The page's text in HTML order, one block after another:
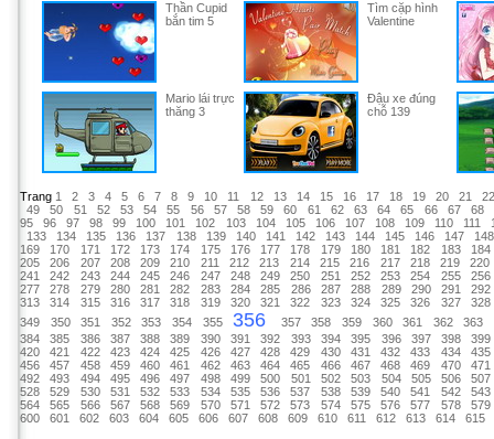
Thần Cupid
bắn tim 5
Tìm cặp hình
Valentine
Mario lái trực
thăng 3
Đậu xe đúng
chỗ 139
Trang 1 2 3 4 5 6 7 8 9 10 11 12 13 14 15 16 17 18 19 20 21
22
49
50 51 52 53 54 55 56 57 58 59 60 61 62 63 64 65 66 67
68
95
96 97 98 99 100 101 102 103 104 105 106 107 108 109 110 111
133
134 135 136 137 138 139 140 141 142 143 144 145 146 147
148
169
170 171 172 173 174 175 176 177 178 179 180 181 182 183
184
205
206 207 208 209 210 211 212 213 214 215 216 217 218 219
220
241
242 243 244 245 246 247 248 249 250 251 252 253 254 255
256
277
278 279 280 281 282 283 284 285 286 287 288 289 290 291
292
313
314 315 316 317 318 319 320 321 322 323 324 325 326 327
328
349
350 351 352 353 354 355 356 357 358 359 360 361 362 363
384
385 386 387 388 389 390 391 392 393 394 395 396 397 398
399
420
421 422 423 424 425 426 427 428 429 430 431 432 433 434
435
456
457 458 459 460 461 462 463 464 465 466 467 468 469 470
471
492
493 494 495 496 497 498 499 500 501 502 503 504 505 506
507
528
529 530 531 532 533 534 535 536 537 538 539 540 541 542
543
564
565 566 567 568 569 570 571 572 573 574 575 576 577 578
579
600
601 602 603 604 605 606 607 608 609 610 611 612 613 614 615